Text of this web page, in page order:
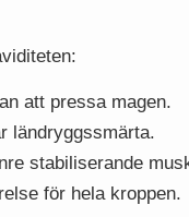
att pressa magen.
ländryggssmärta.
stabiliserande
för hela kroppen.